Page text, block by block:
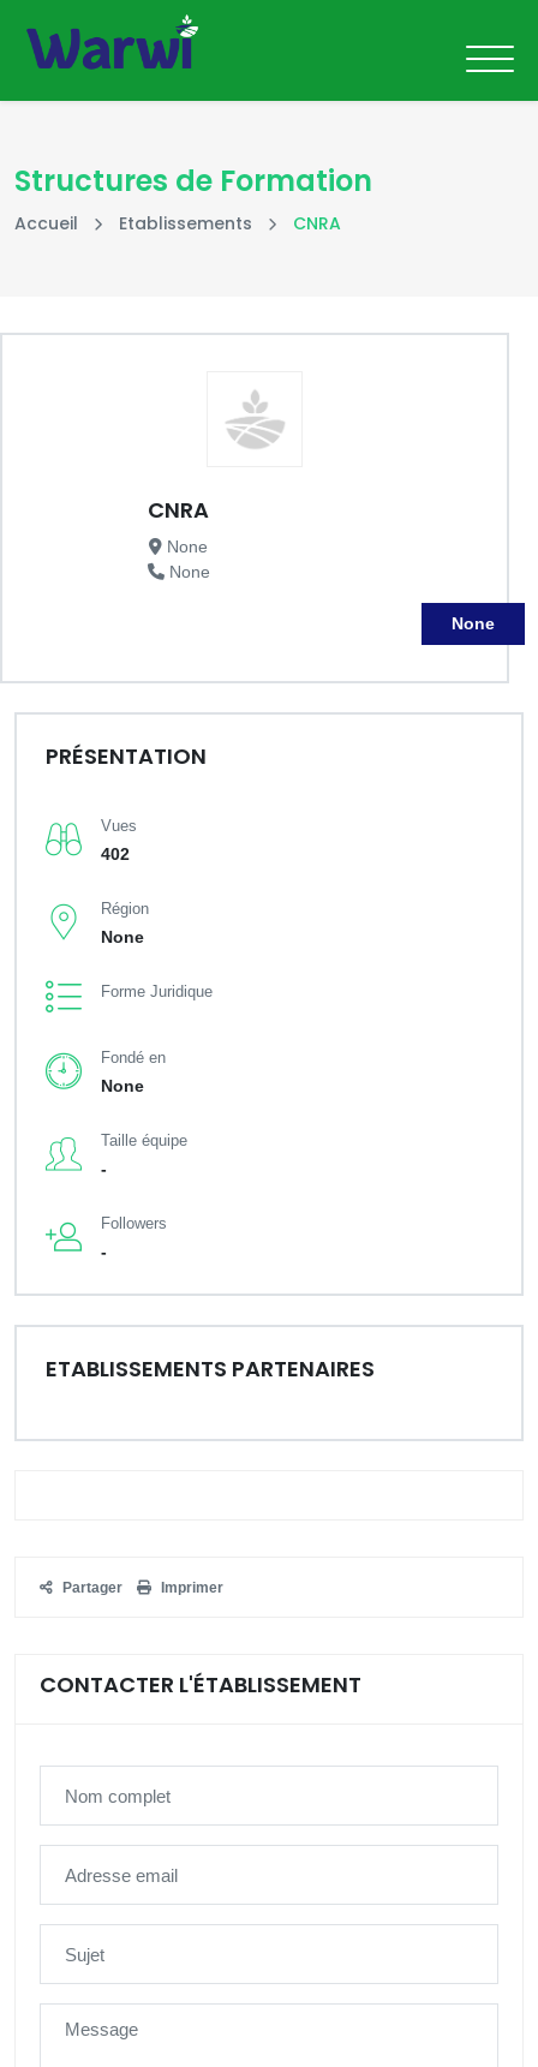
Structures de Formation
Accueil Etablissements CNRA
CNRA
None
None
None
PRÉSENTATION
Vues
402
Région
None
Forme Juridique
Fondé en
None
Taille équipe
-
Followers
-
ETABLISSEMENTS PARTENAIRES
Partager Imprimer
CONTACTER L'ÉTABLISSEMENT